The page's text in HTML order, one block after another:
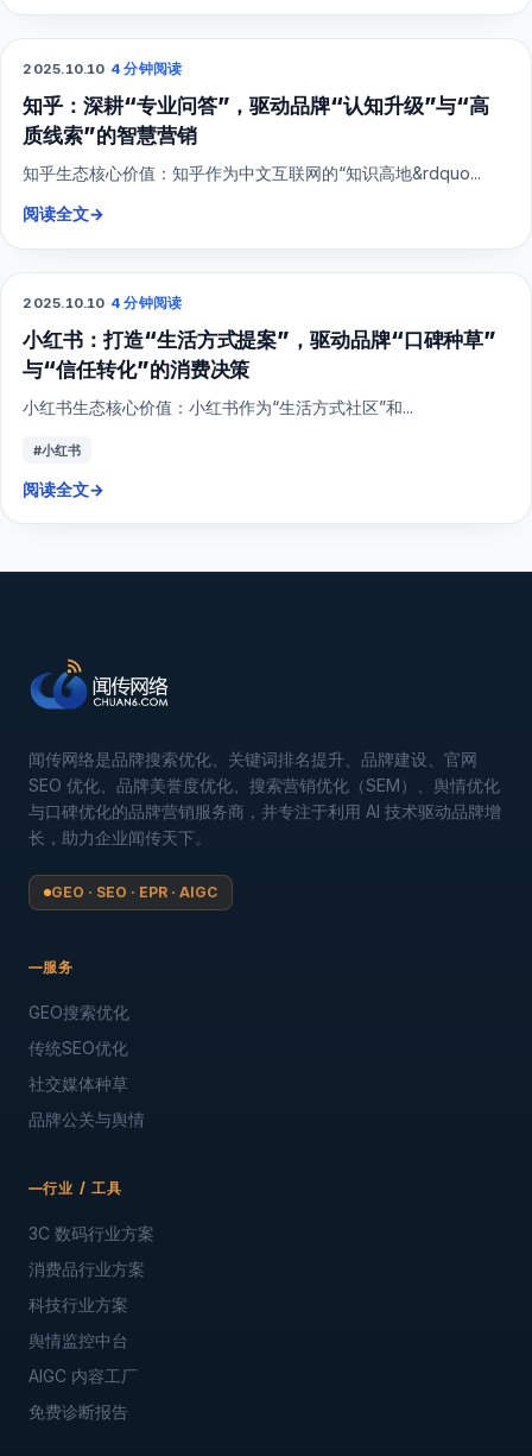
SEO
2025.10.10·4 分钟阅读
知乎：深耕“专业问答”，驱动品牌“认知升级”与“高
质线索”的智慧营销
知乎生态核心价值：知乎作为中文互联网的“知识高地&rdquo...
阅读全文→
小红书
2025.10.10·4 分钟阅读
小红书：打造“生活方式提案”，驱动品牌“口碑种草”
与“信任转化”的消费决策
小红书生态核心价值：小红书作为“生活方式社区”和...
#小红书
阅读全文→
闻传网络是品牌搜索优化、关键词排名提升、品牌建设、官网
SEO 优化、品牌美誉度优化、搜索营销优化（SEM）、舆情优化
与口碑优化的品牌营销服务商，并专注于利用 AI 技术驱动品牌增
长，助力企业闻传天下。
GEO · SEO · EPR · AIGC
服务
GEO搜索优化
传统SEO优化
社交媒体种草
品牌公关与舆情
行业 / 工具
3C 数码行业方案
消费品行业方案
科技行业方案
舆情监控中台
AIGC 内容工厂
免费诊断报告